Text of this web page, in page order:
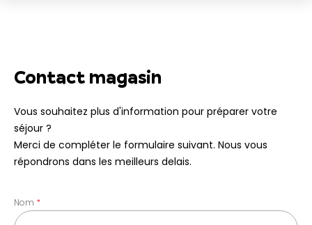
Contact magasin
Vous souhaitez plus d'information pour préparer votre
séjour ?
Merci de compléter le formulaire suivant. Nous vous
répondrons dans les meilleurs delais.
Nom